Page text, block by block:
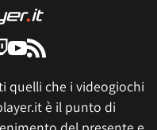
quelli che i videogiochi
è il punto di